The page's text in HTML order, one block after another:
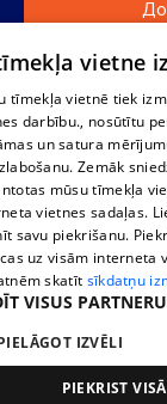
Если твоего
Полное или
информации из
запрещено.
скачивание
материала,
только с
Служба помощи
РазработаноSIA
vietne
tīmekļa vietnē tiek
darbību., nosūtītu
un satura
Zemāk
mūsu tīmekļa
vietnes sadaļas.
savu piekrišanu.
uz visām interneta
skatīt sīkdatņu
VISUS
IZVĒLI
PIEKRIST